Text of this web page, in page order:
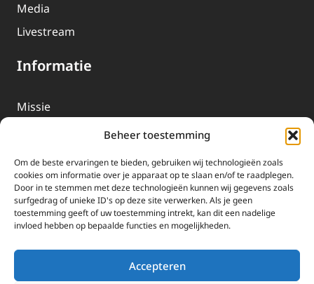
Beheer toestemming
Om de beste ervaringen te bieden, gebruiken wij technologieën zoals
cookies om informatie over je apparaat op te slaan en/of te raadplegen.
Door in te stemmen met deze technologieën kunnen wij gegevens zoals
surfgedrag of unieke ID's op deze site verwerken. Als je geen
toestemming geeft of uw toestemming intrekt, kan dit een nadelige
invloed hebben op bepaalde functies en mogelijkheden.
Accepteren
Media
Livestream
Informatie
Missie
EWTN-Team
Organisatiegegevens
Doneren
EWTN wordt uitsluitend gefinancierd door uw donaties.
Wij ontvangen bewust geen advertentie-inkomsten of